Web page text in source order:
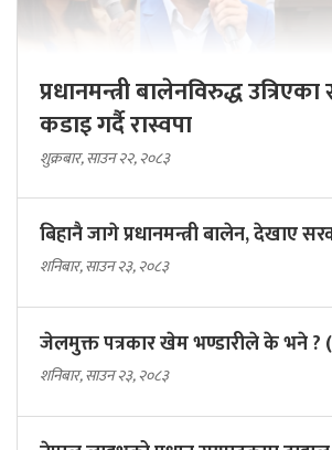
प्रधानमन्त्री बालेनविरुद्ध
कडाइ गर्दै रास्वपा
शुक्रबार, साउन २२, २०८३
बिहानै जागे प्रधानमन्त्री बालेन, देखाए
शनिबार, साउन २३, २०८३
जेलमुक्त पत्रकार खेम भण्डारीले के भने ?
शनिबार, साउन २३, २०८३